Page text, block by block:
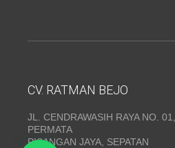
CV. RATMAN BEJO
JL. CENDRAWASIH RAYA NO.
PERMATA
PISANGAN JAYA, SEPATAN